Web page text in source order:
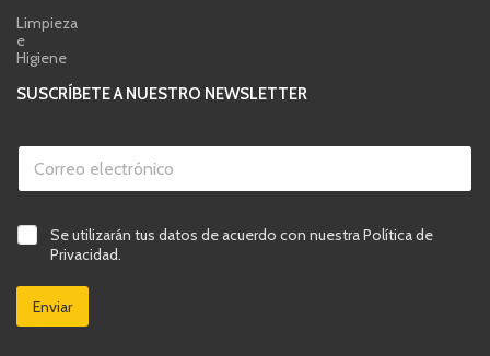
Limpieza
e
Higiene
SUSCRÍBETE A NUESTRO NEWSLETTER
C
r
e
o
l
c
t
ó
t
ó
C
a
i
l
Se utilizarán tus datos de acuerdo con nuestra Política de
Privacidad.
Enviar